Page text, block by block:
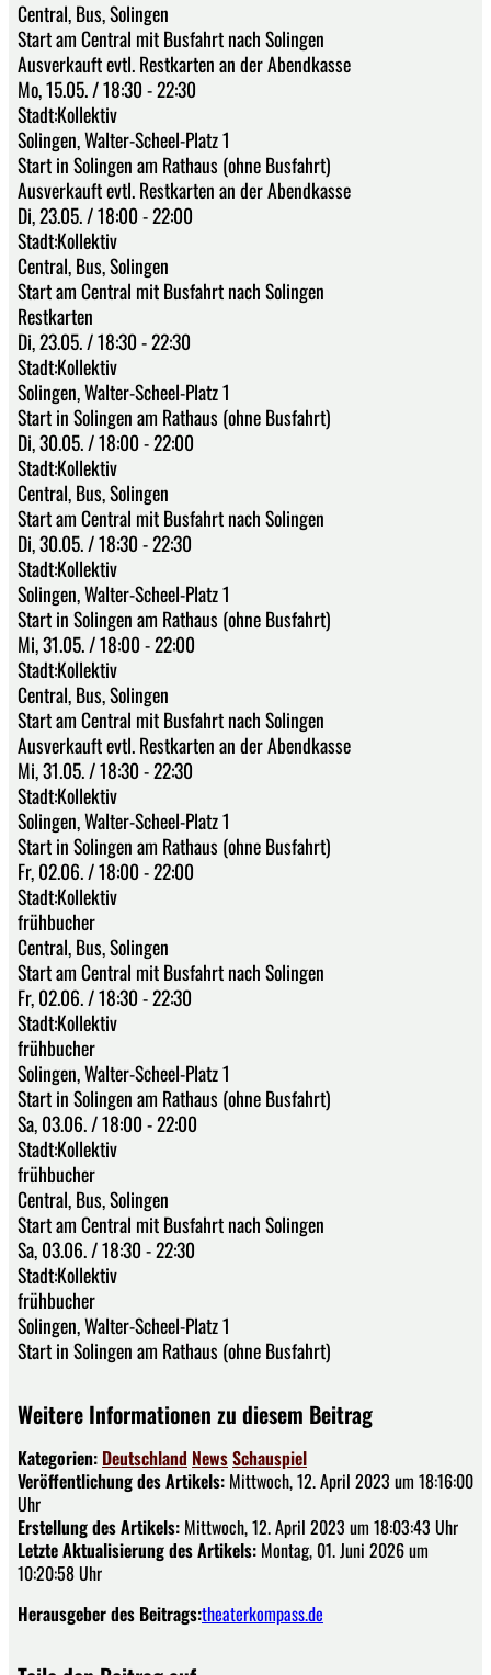
Central, Bus, Solingen
Start am Central mit Busfahrt nach Solingen
Ausverkauft evtl. Restkarten an der Abendkasse
Mo, 15.05. / 18:30 - 22:30
Stadt:Kollektiv
Solingen, Walter-Scheel-Platz 1
Start in Solingen am Rathaus (ohne Busfahrt)
Ausverkauft evtl. Restkarten an der Abendkasse
Di, 23.05. / 18:00 - 22:00
Stadt:Kollektiv
Central, Bus, Solingen
Start am Central mit Busfahrt nach Solingen
Restkarten
Di, 23.05. / 18:30 - 22:30
Stadt:Kollektiv
Solingen, Walter-Scheel-Platz 1
Start in Solingen am Rathaus (ohne Busfahrt)
Di, 30.05. / 18:00 - 22:00
Stadt:Kollektiv
Central, Bus, Solingen
Start am Central mit Busfahrt nach Solingen
Di, 30.05. / 18:30 - 22:30
Stadt:Kollektiv
Solingen, Walter-Scheel-Platz 1
Start in Solingen am Rathaus (ohne Busfahrt)
Mi, 31.05. / 18:00 - 22:00
Stadt:Kollektiv
Central, Bus, Solingen
Start am Central mit Busfahrt nach Solingen
Ausverkauft evtl. Restkarten an der Abendkasse
Mi, 31.05. / 18:30 - 22:30
Stadt:Kollektiv
Solingen, Walter-Scheel-Platz 1
Start in Solingen am Rathaus (ohne Busfahrt)
Fr, 02.06. / 18:00 - 22:00
Stadt:Kollektiv
frühbucher
Central, Bus, Solingen
Start am Central mit Busfahrt nach Solingen
Fr, 02.06. / 18:30 - 22:30
Stadt:Kollektiv
frühbucher
Solingen, Walter-Scheel-Platz 1
Start in Solingen am Rathaus (ohne Busfahrt)
Sa, 03.06. / 18:00 - 22:00
Stadt:Kollektiv
frühbucher
Central, Bus, Solingen
Start am Central mit Busfahrt nach Solingen
Sa, 03.06. / 18:30 - 22:30
Stadt:Kollektiv
frühbucher
Solingen, Walter-Scheel-Platz 1
Start in Solingen am Rathaus (ohne Busfahrt)
Weitere Informationen zu diesem Beitrag
Kategorien: Deutschland NewsSchauspiel
Veröffentlichung des Artikels: Mittwoch, 12. April 2023 um 18:16:00
Uhr
Erstellung des Artikels: Mittwoch, 12. April 2023 um 18:03:43 Uhr
Letzte Aktualisierung des Artikels: Montag, 01. Juni 2026 um
10:20:58 Uhr
Herausgeber des Beitrags:theaterkompass.de